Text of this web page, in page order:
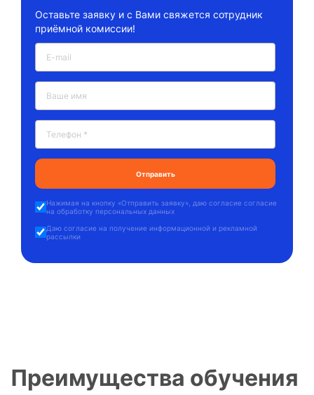
Оставьте заявку и с Вами свяжется сотрудник
приёмной комиссии!
Нажимая на кнопку «Отправить заявку», даю согласие согласие
на обработку персональных данных
Даю согласие на получение информационной и рекламной
рассылки
Преимущества обучения